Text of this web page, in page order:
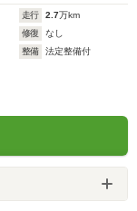
走行 2.7万km
修復
なし
整備
法定整備付